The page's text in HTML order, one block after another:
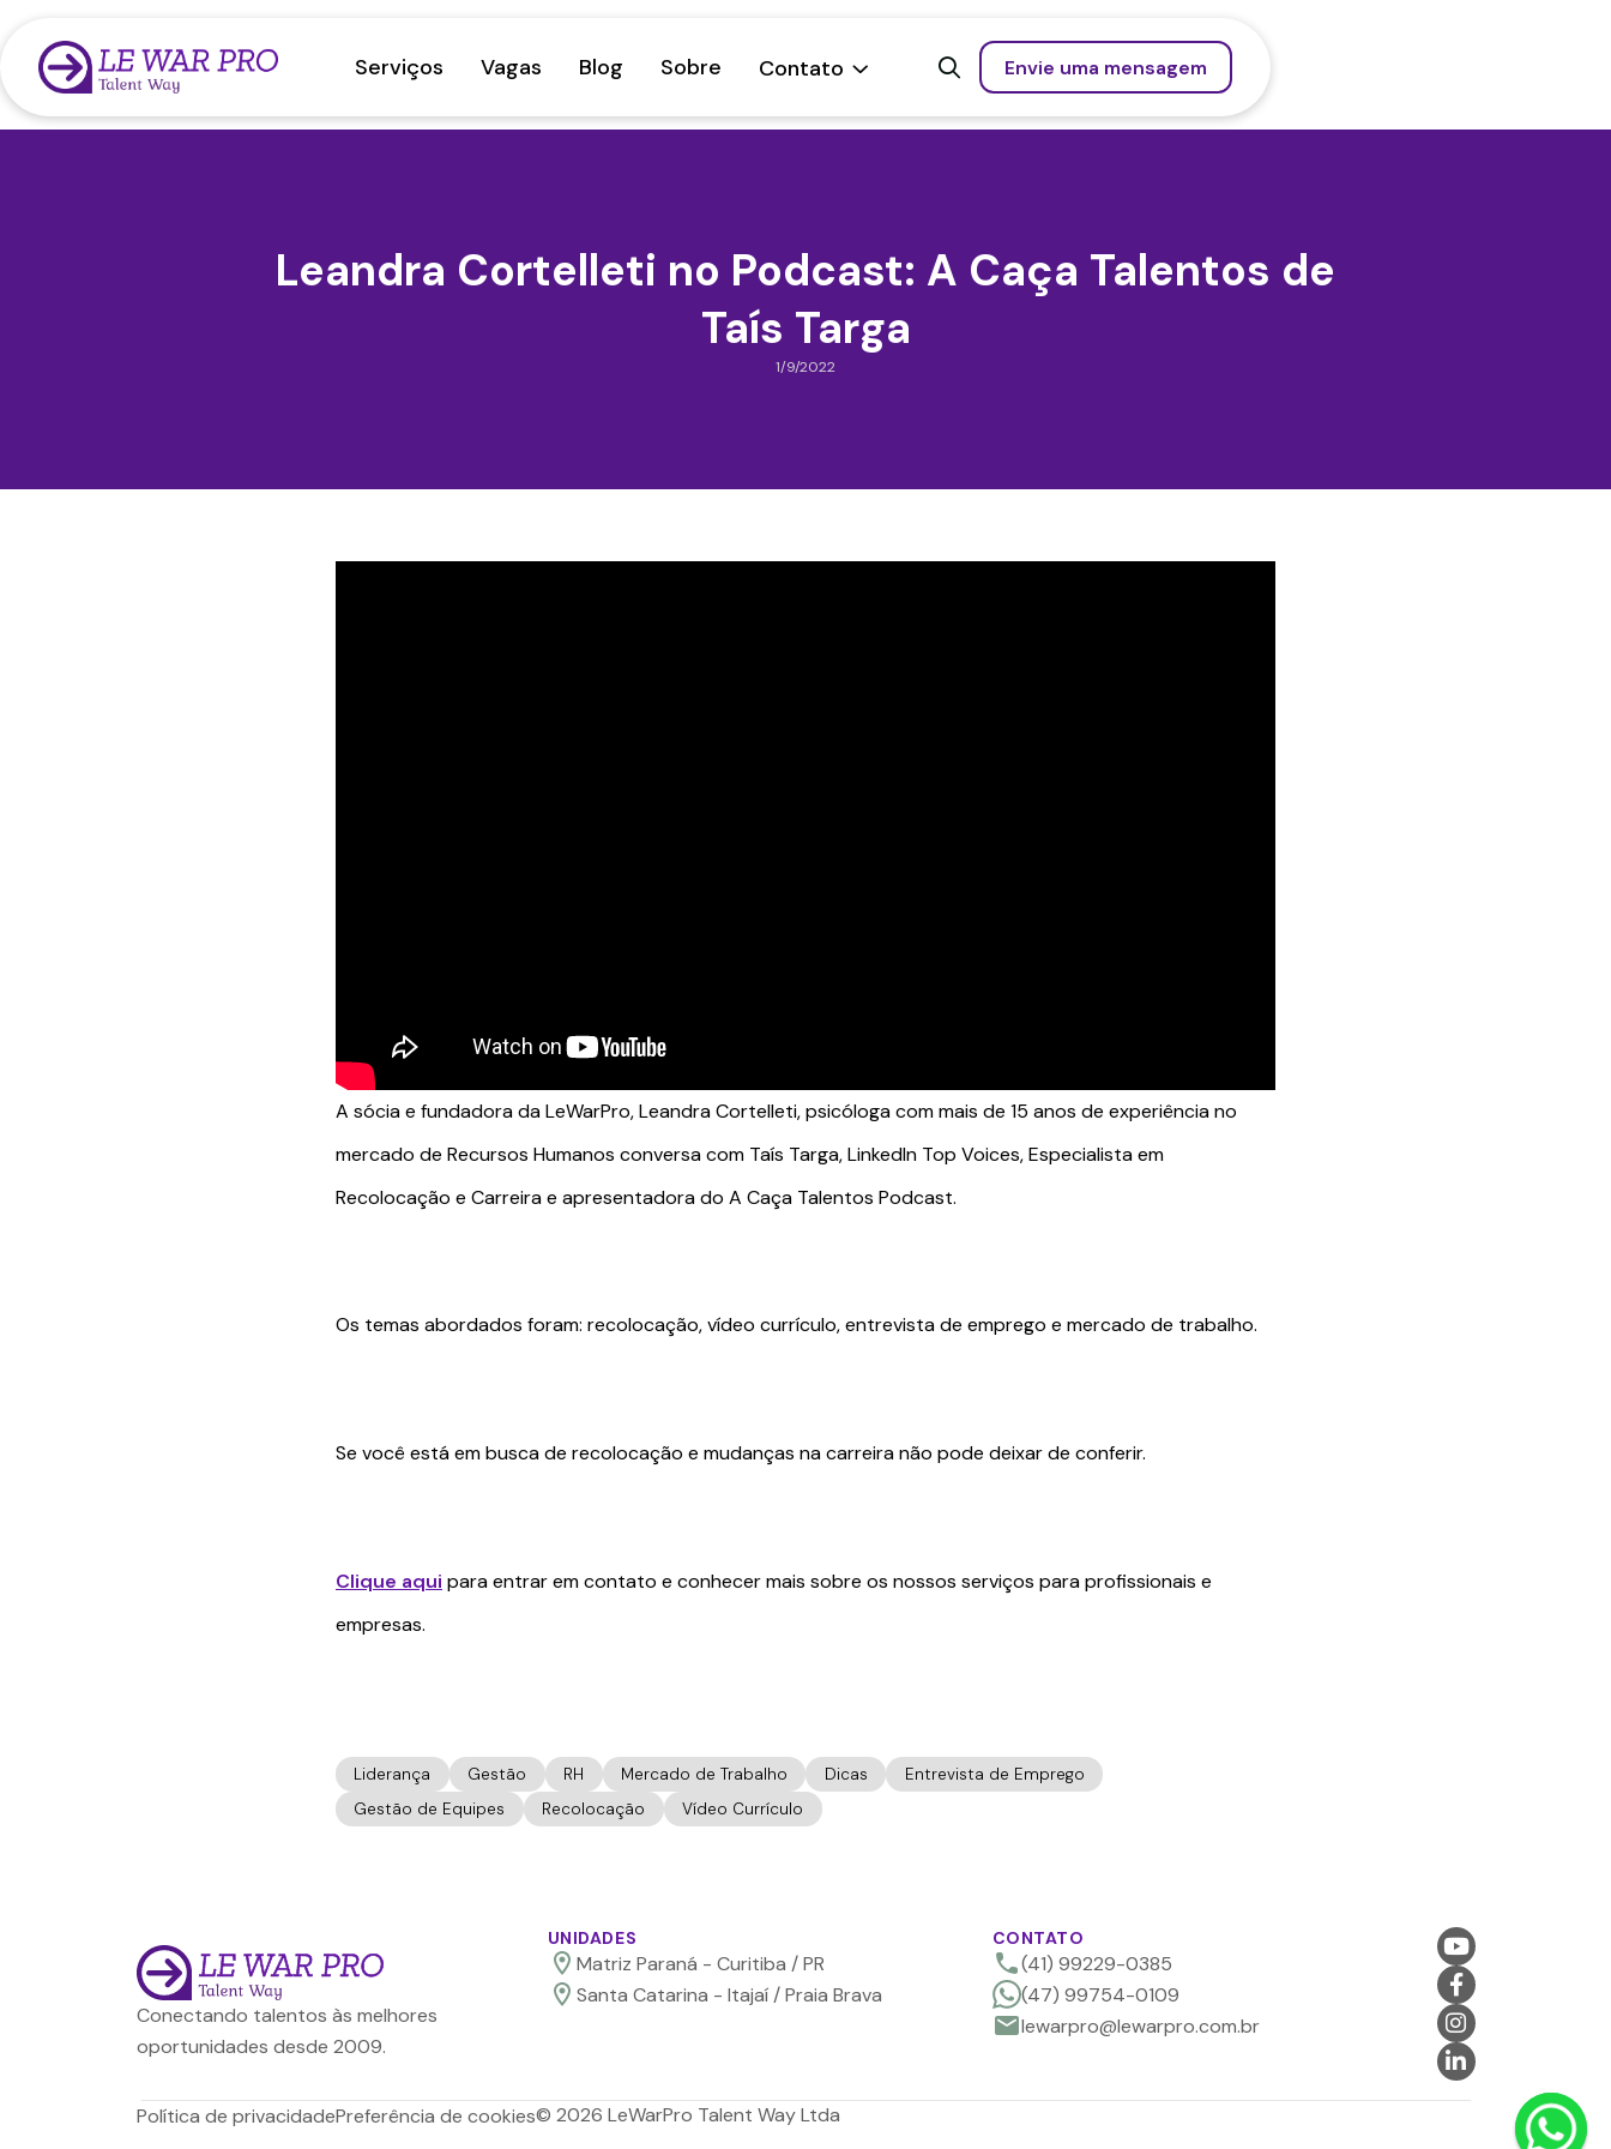
Serviços Vagas Blog Sobre Contato   Envie uma mensagem
Leandra Cortelleti no Podcast: A Caça Talentos de
Taís Targa
1/9/2022
A sócia e fundadora da LeWarPro, Leandra Cortelleti, psicóloga com mais de 15 anos de experiência no
mercado de Recursos Humanos conversa com Taís Targa, LinkedIn Top Voices, Especialista em
Recolocação e Carreira e apresentadora do A Caça Talentos Podcast.
Os temas abordados foram: recolocação, vídeo currículo, entrevista de emprego e mercado de trabalho.
Se você está em busca de recolocação e mudanças na carreira não pode deixar de conferir.
Clique aqui para entrar em contato e conhecer mais sobre os nossos serviços para profissionais e
empresas.
Liderança Gestão RH Mercado de Trabalho Dicas
Entrevista de Emprego
Gestão de Equipes
Recolocação Vídeo Currículo
Conectando talentos às melhores
oportunidades desde 2009.
UNIDADES
Matriz Paraná - Curitiba / PR
Santa Catarina - Itajaí / Praia Brava
CONTATO
(41) 99229-0385
(47) 99754-0109
lewarpro@lewarpro.com.br




Política de privacidadePreferência de cookies© 2026 LeWarPro Talent Way Ltda